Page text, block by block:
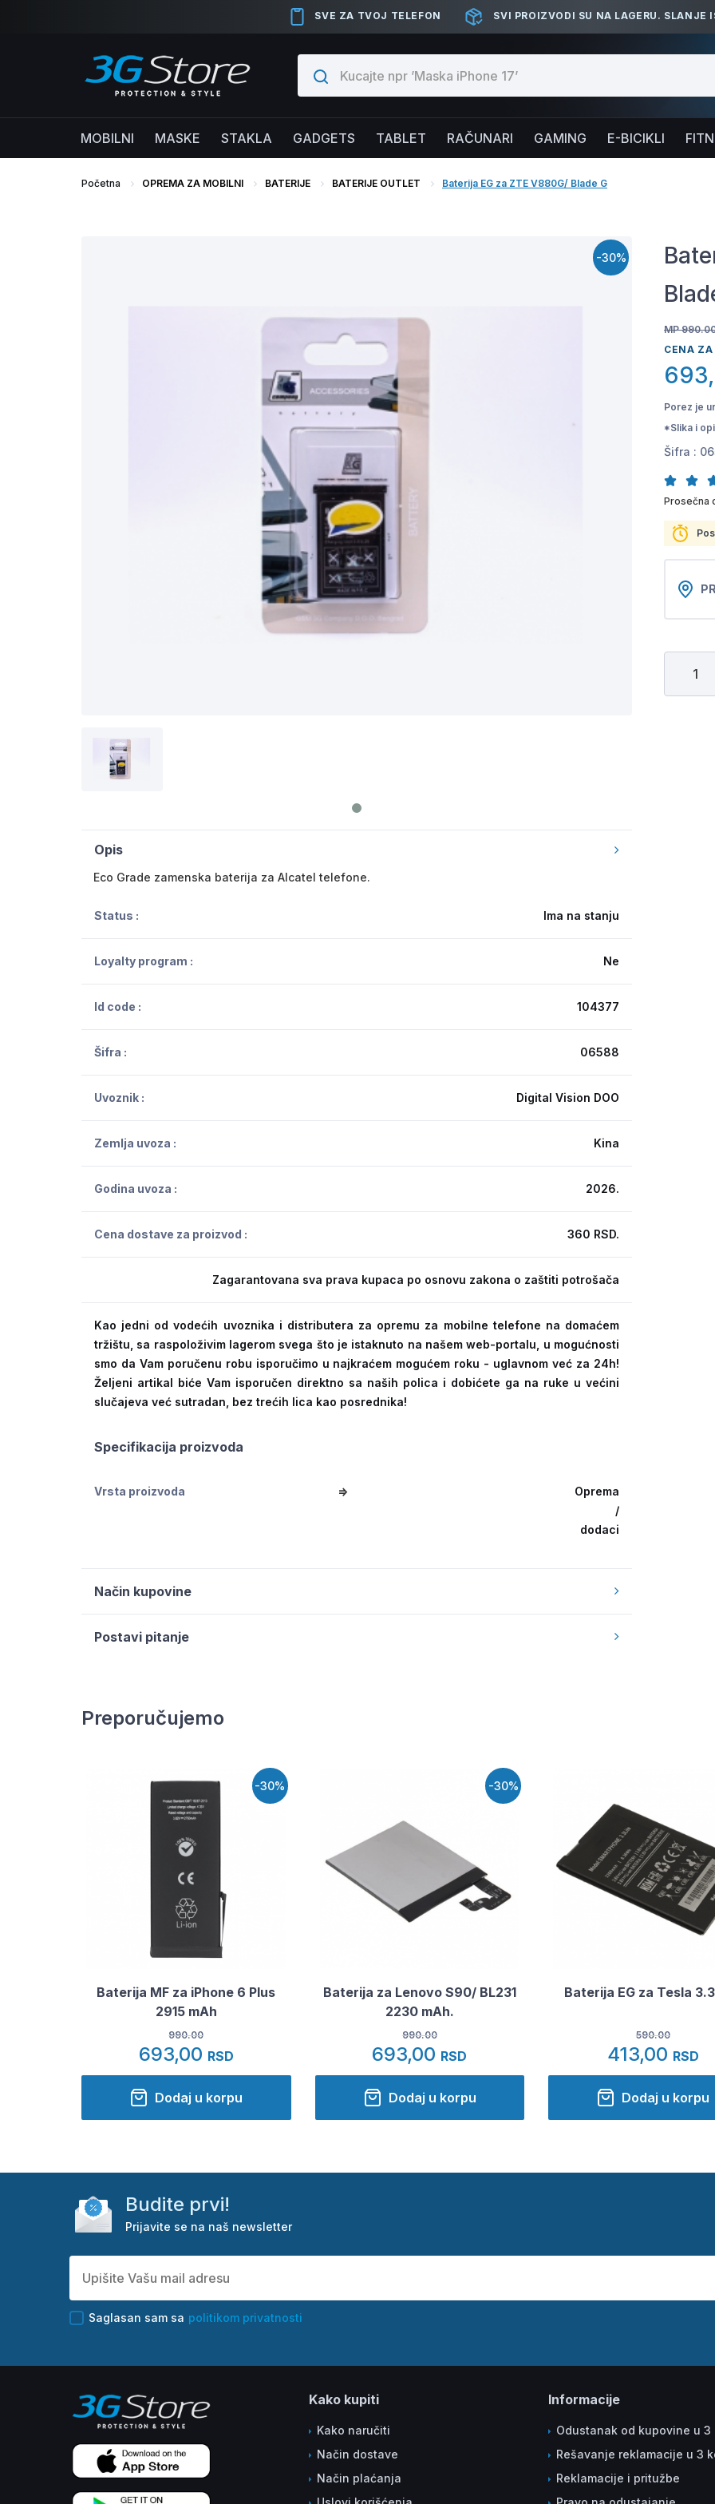
SVE ZA TVOJ TELEFON SVI PROIZVODI SU NA LAGERU. SLANJE
MOBILNI MASKE STAKLA GADGETS TABLET RAČUNARI GAMING E-BICIKLI
Početna OPREMA ZA MOBILNI BATERIJE BATERIJE OUTLET Baterija EG za ZTE V880G/ Blade G
-30%
Opis
Eco Grade zamenska baterija za Alcatel telefone.
Status : Ima na stanju
Loyalty program : Ne
Id code : 104377
Šifra : 06588
Uvoznik : Digital Vision DOO
Zemlja uvoza : Kina
Godina uvoza : 2026.
Cena dostave za proizvod : 360 RSD.
Zagarantovana sva prava kupaca po osnovu zakona o zaštiti potrošača
Kao jedni od vodećih uvoznika i distributera za opremu za mobilne telefone na domaćem
tržištu, sa raspoloživim lagerom svega što je istaknuto na našem web-portalu, u mogućnosti
smo da Vam poručenu robu isporučimo u najkraćem mogućem roku - uglavnom već za 24h!
Željeni artikal biće Vam isporučen direktno sa naših polica i dobićete ga na ruke u većini
slučajeva već sutradan, bez trećih lica kao posrednika!
Specifikacija proizvoda
Vrsta proizvoda =>
Oprema
/
dodaci
Način kupovine
Postavi pitanje
MP
CENA
Porez je
*Slika i
Šifra :
Prosečna
Preporučujemo
-30%
Baterija MF za iPhone 6 Plus
2915 mAh
990.00
693,00 RSD
Dodaj u korpu
-30%
Baterija za Lenovo S90/ BL231
2230 mAh.
990.00
693,00 RSD
Dodaj u korpu
Baterija EG za Tesla
590.00
413,00 RSD
Dodaj u korpu
Budite prvi!
Prijavite se na naš newsletter
Saglasan sam sa politikom privatnosti
Kako kupiti
Kako naručiti
Način dostave
Način plaćanja
Informacije
Odustanak od kupovine u 3
Rešavanje reklamacije u 3
Reklamacije i pritužbe